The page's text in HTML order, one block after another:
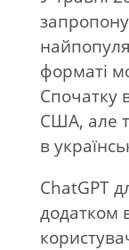
форматі
Спочатку
США, але
в
ChatGPT
додатком